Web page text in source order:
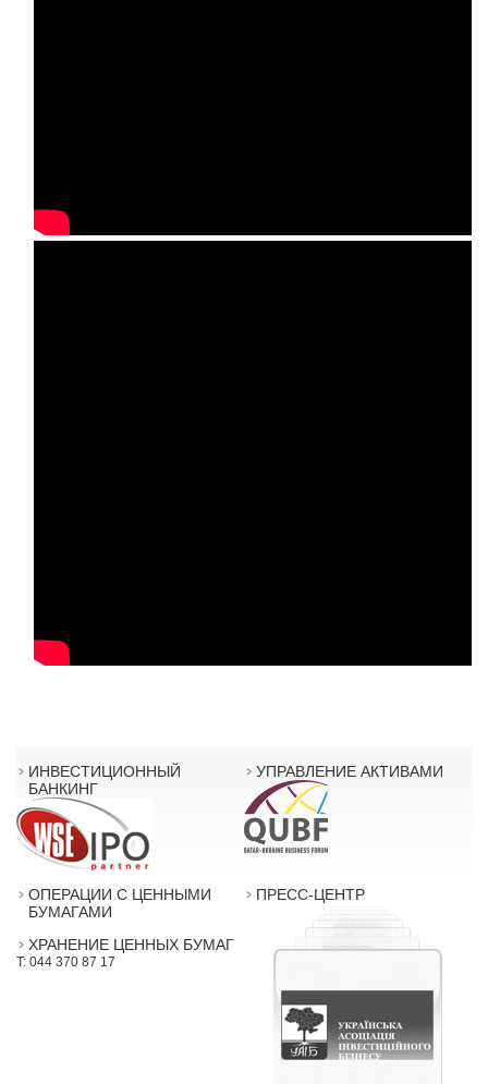
ИНВЕСТИЦИОННЫЙ
БАНКИНГ
УПРАВЛЕНИЕ АКТИВАМИ
ОПЕРАЦИИ С ЦЕННЫМИ
БУМАГАМИ
ХРАНЕНИЕ ЦЕННЫХ БУМАГ
T: 044 370 87 17
ПРЕСС-ЦЕНТР